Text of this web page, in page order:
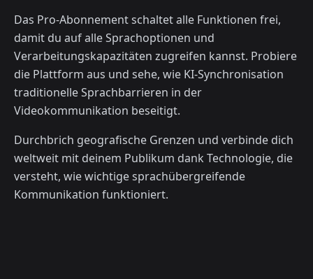
Das Pro-Abonnement schaltet alle Funktionen frei,
damit du auf alle Sprachoptionen und
Verarbeitungskapazitäten zugreifen kannst. Probiere
die Plattform aus und sehe, wie KI-Synchronisation
traditionelle Sprachbarrieren in der
Videokommunikation beseitigt.
Durchbrich geografische Grenzen und verbinde dich
weltweit mit deinem Publikum dank Technologie, die
versteht, wie wichtige sprachübergreifende
Kommunikation funktioniert.